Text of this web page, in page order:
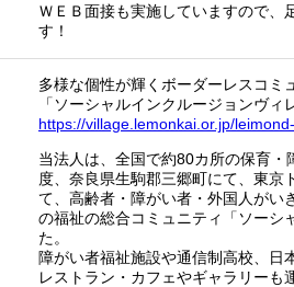
ＷＥＢ面接も実施していますので、
す！
多様な個性が輝くボーダーレスコミ
「ソーシャルインクルージョンヴィ
https://village.lemonkai.or.jp/
当法人は、全国で約80カ所の保育
度、奈良県生駒郡三郷町にて、東
て、高齢者・障がい者・外国人がい
の福祉の総合コミュニティ「ソーシ
た。
障がい者福祉施設や通信制高校、日
レストラン・カフェやギャラリーも